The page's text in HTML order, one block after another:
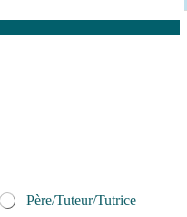
Père/Tuteur/Tutrice